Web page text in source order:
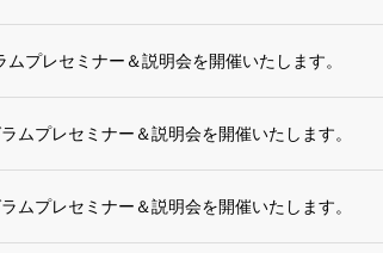
プレセミナー＆説明会を開催いたします。
ムプレセミナー＆説明会を開催いたします。
ムプレセミナー＆説明会を開催いたします。